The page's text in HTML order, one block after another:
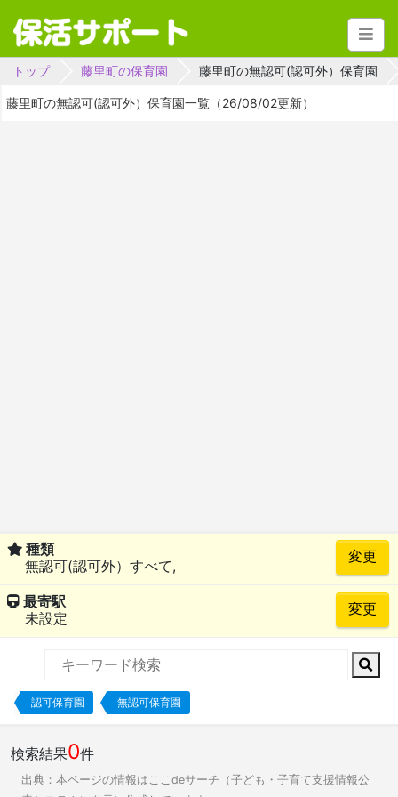
トップ 藤里町の保育園 藤里町の無認可(認可外）保育園
藤里町の無認可(認可外）保育園一覧（26/08/02更新）
種類
無認可(認可外）すべて,
最寄駅
未設定
認可保育園 無認可保育園
検索結果0件
出典：本ページの情報はここdeサーチ（子ども・子育て支援情報公